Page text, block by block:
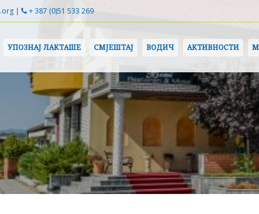
| + 387 (0)51 533 269
УПОЗНАЈ ЛАКТАШЕ СМЈЕШТАЈ ВОДИЧ АКТИВНОСТИ